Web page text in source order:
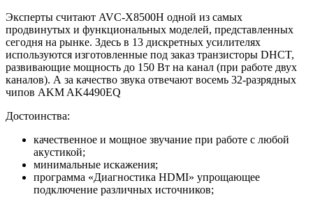
Эксперты считают AVC-X8500H одной из самых
продвинутых и функциональных моделей, представленных
сегодня на рынке. Здесь в 13 дискретных усилителях
используются изготовленные под заказ транзисторы DHCT,
развивающие мощность до 150 Вт на канал (при работе двух
каналов). А за качество звука отвечают восемь 32-разрядных
чипов AKM AK4490EQ
Достоинства:
качественное и мощное звучание при работе с любой
акустикой;
минимальные искажения;
программа «Диагностика HDMI» упрощающее
подключение различных источников;